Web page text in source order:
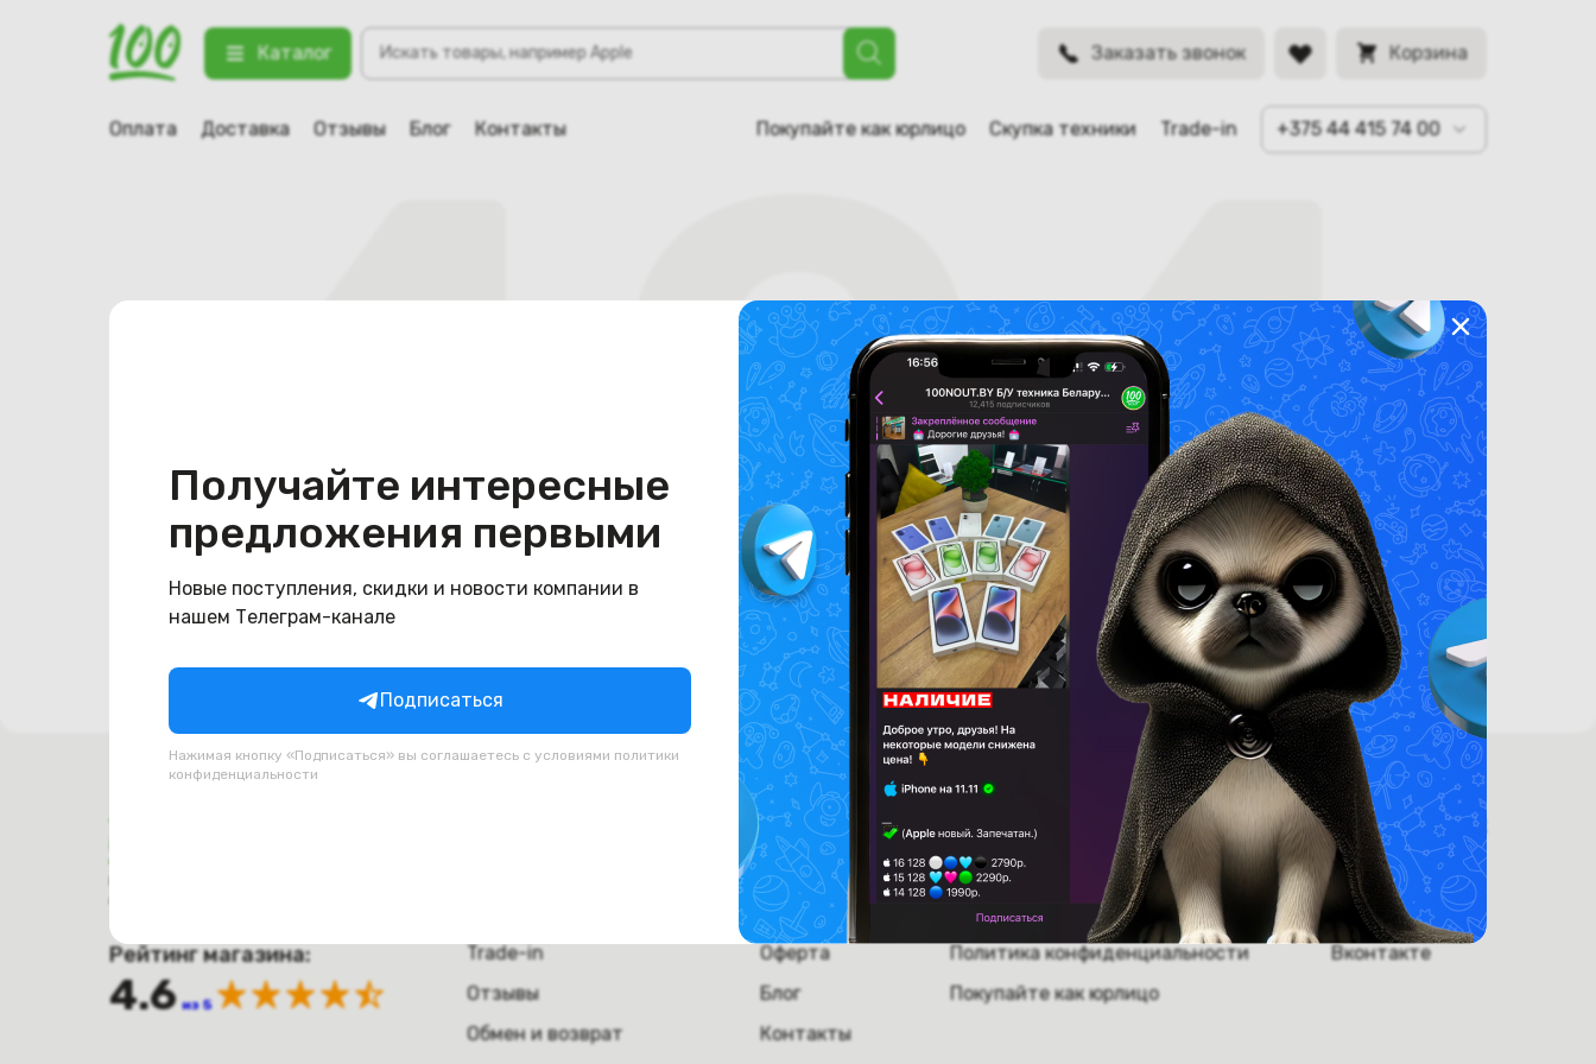
Каталог
товаров
Заказать звонок Корзина
Оплата Доставка Отзывы Блог Контакты Покупайте как юрлицо Скупка техники Trade-in +375 44 415 74 00
Получайте интересные
предложения первыми
Новые поступления, скидки и новости компании в
нашем Телеграм-канале
Подписаться
Нажимая кнопку «Подписаться» вы соглашаетесь с условиями политики
конфиденциальности
Страница не найдена
Попробуйте вернуться назад или поищите что-нибудь другое.
На главную
Рейтинг магазина:
4.6 из 5
Trade-in
Отзывы
Обмен и возврат
Компания
О компании
Вакансии
Оферта
Блог
Контакты
Полезная информация
Скупка техники
Сервисное обслуживание
Политика конфиденциальности
Покупайте как юрлицо
Мы в соцсетях
Инстаграм
Телеграм
Вконтакте